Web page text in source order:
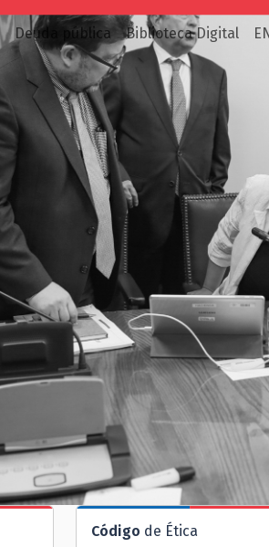
Deuda pública Biblioteca Digital
Código de Ética